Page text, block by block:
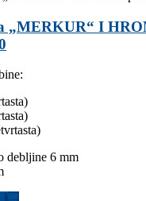
„MERKUR“ I
debljine 6 mm